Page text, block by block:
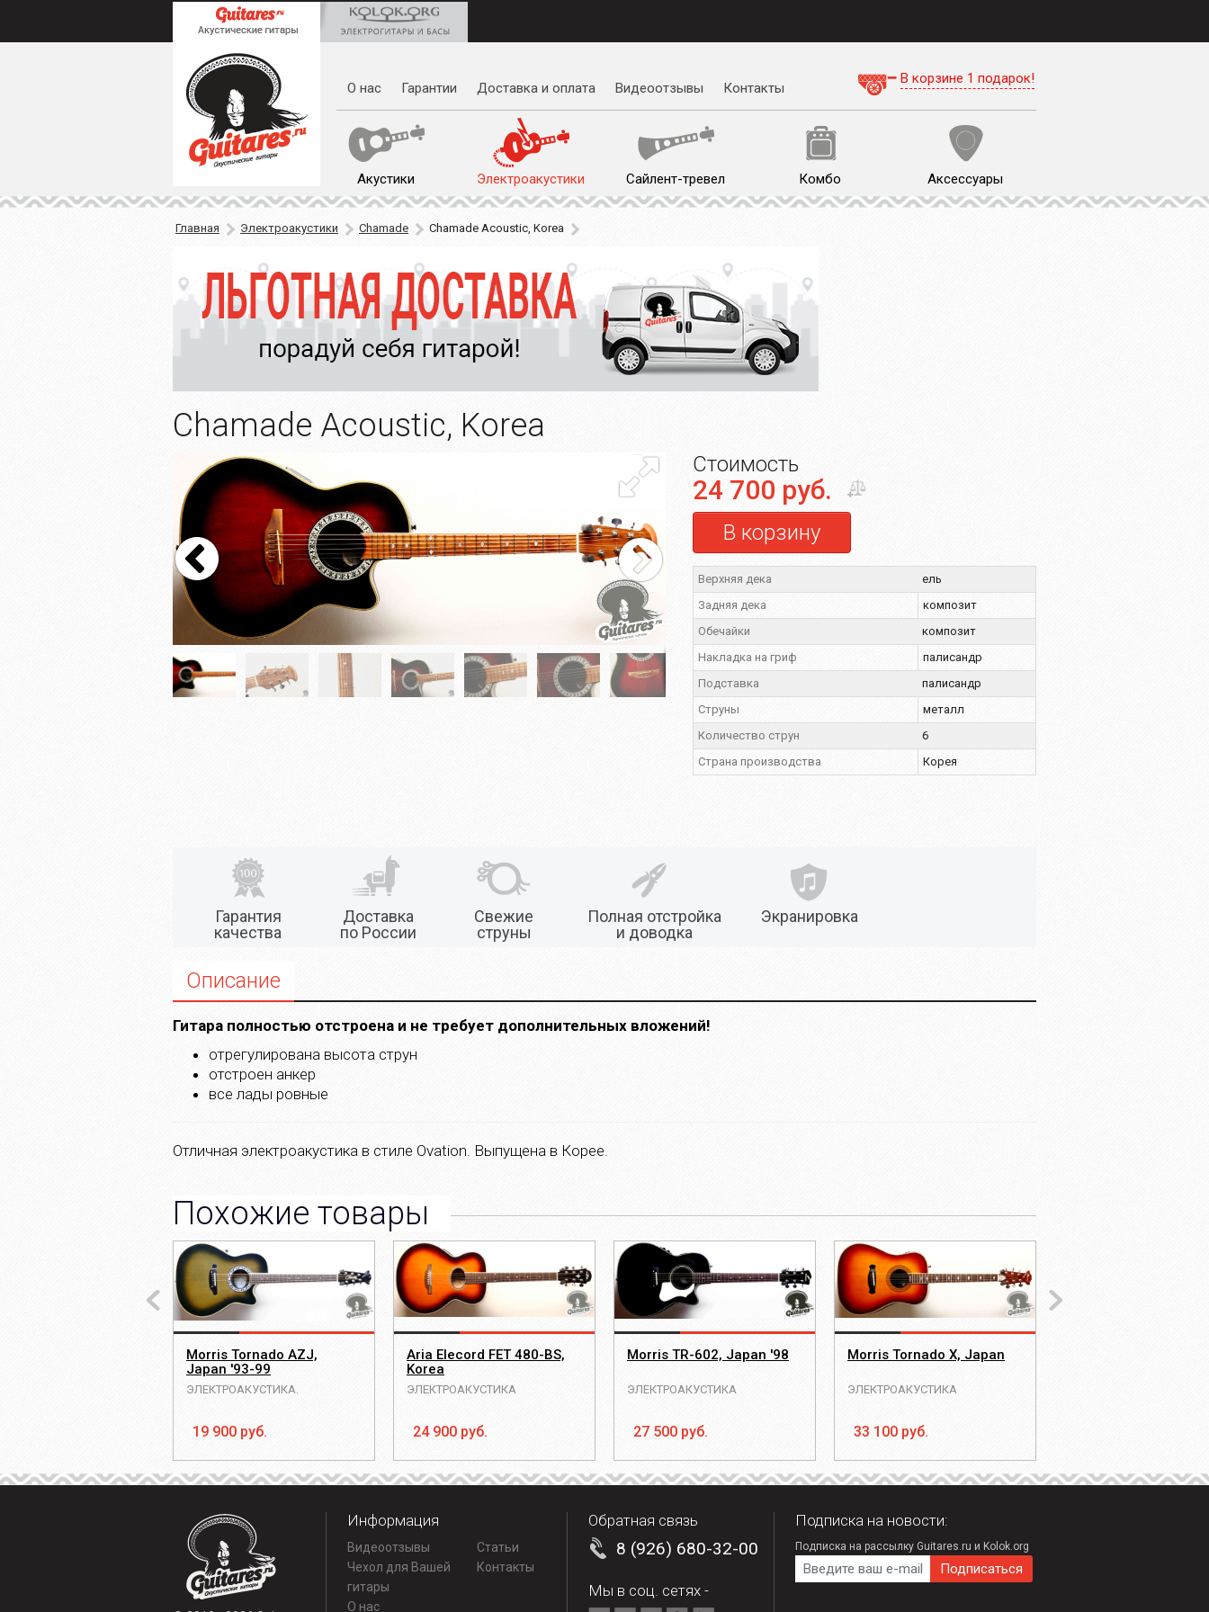
О нас Гарантии Доставка и оплата Видеоотзывы Контакты
Акустики Электроакустики Сайлент-тревел Комбо Аксессуары
В корзине 1 подарок!
Главная Электроакустики Chamade Chamade Acoustic, Korea
Chamade Acoustic, Korea
Стоимость
24 700 руб.
В корзину
Верхняя дека
ель
Задняя дека
композит
Обечайки
композит
Накладка на гриф
палисандр
Подставка
палисандр
Струны
металл
Количество струн
6
Страна производства
Корея
Гарантия
качества
Доставка
по России
Свежие
струны
Полная отстройка
и доводка
Экранировка
Описание
Гитара полностью отстроена и не требует дополнительных вложений!
отрегулирована высота струн
отстроен анкер
все лады ровные
Отличная электроакустика в стиле Ovation. Выпущена в Корее.
Похожие товары
Morris Tornado AZJ,
Japan '93-99
ЭЛЕКТРОАКУСТИКА.
19 900 руб.
Aria Elecord FET 480-BS,
Korea
ЭЛЕКТРОАКУСТИКА
24 900 руб.
Morris TR-602, Japan '98
ЭЛЕКТРОАКУСТИКА
27 500 руб.
Morris Tornado X, Japan
ЭЛЕКТРОАКУСТИКА
33 100 руб.
Информация
Видеоотзывы
Чехол для Вашей
гитары
О нас
Статьи
Контакты
Обратная связь
8 (926) 680-32-00
Мы в соц. сетях -
Подписка на новости:
Подписка на рассылку Guitares.ru и Kolok.org
E-mail